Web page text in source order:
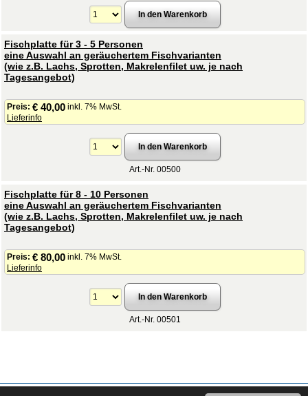
Fischplatte für 3 - 5 Personen
eine Auswahl an geräuchertem Fischvarianten
(wie z.B. Lachs, Sprotten, Makrelenfilet uw. je nach
Tagesangebot)
Preis: € 40,00 inkl. 7% MwSt.
Lieferinfo
Art.-Nr. 00500
Fischplatte für 8 - 10 Personen
eine Auswahl an geräuchertem Fischvarianten
(wie z.B. Lachs, Sprotten, Makrelenfilet uw. je nach
Tagesangebot)
Preis: € 80,00 inkl. 7% MwSt.
Lieferinfo
Art.-Nr. 00501